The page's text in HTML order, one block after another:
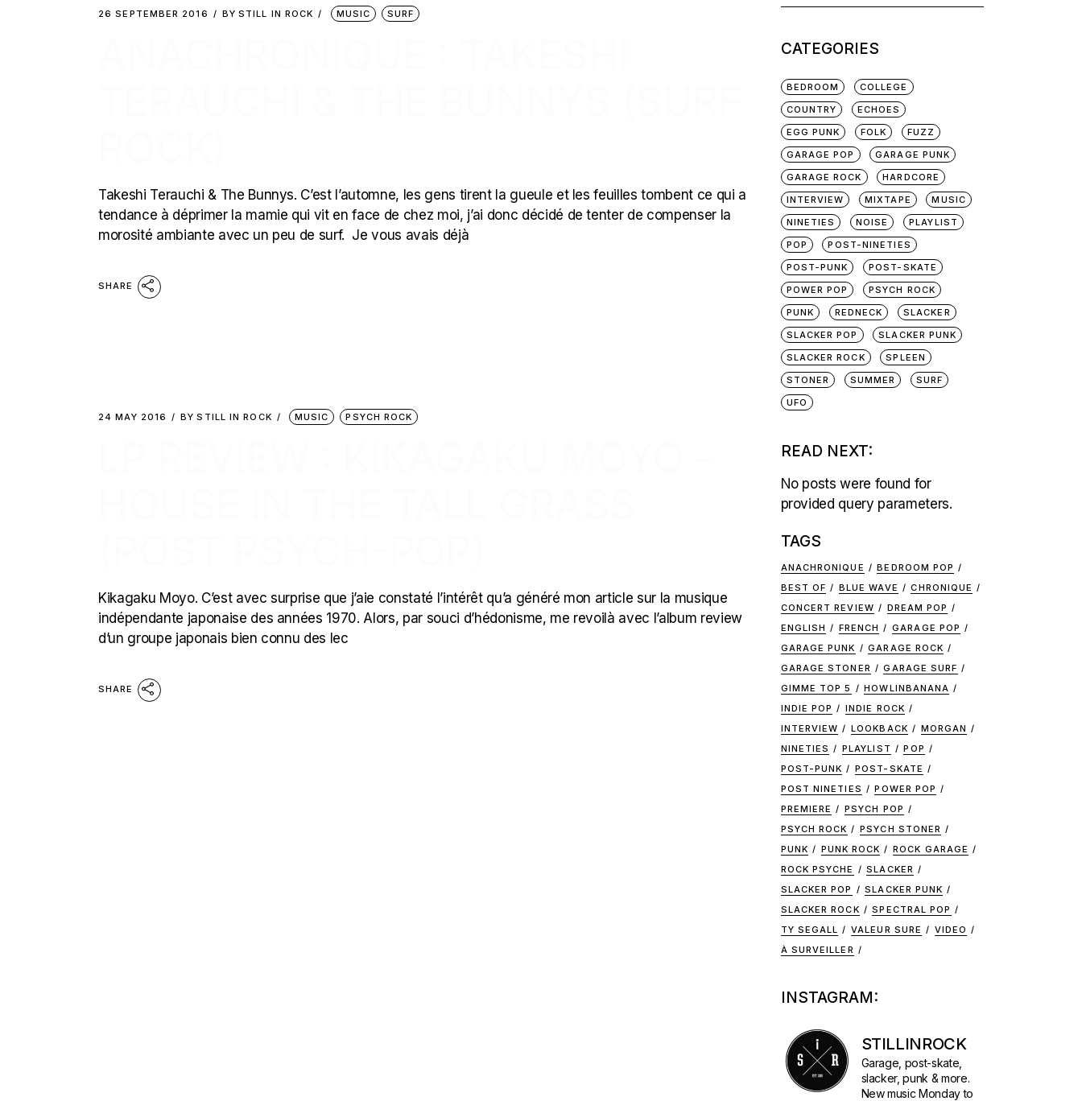
26 SEPTEMBER 2016 BY STILL IN ROCK MUSIC SURF
Takeshi Terauchi & The Bunnys. C’est l’automne, les gens tirent la gueule et les feuilles tombent ce qui a
tendance à déprimer la mamie qui vit en face de chez moi, j’ai donc décidé de tenter de compenser la
morosité ambiante avec un peu de surf. Je vous avais déjà
SHARE
24 MAY 2016 BY STILL IN ROCK MUSIC PSYCH ROCK
Kikagaku Moyo. C’est avec surprise que j’aie constaté l’intérêt qu’a généré mon article sur la musique
indépendante japonaise des années 1970. Alors, par souci d’hédonisme, me revoilà avec l’album review
d’un groupe japonais bien connu des lec
SHARE
CATEGORIES
BEDROOM
COLLEGE
COUNTRY
ECHOES
EGG PUNK
FOLK
FUZZ
GARAGE POP
GARAGE PUNK
GARAGE ROCK
HARDCORE
INTERVIEW
MIXTAPE
MUSIC
NINETIES
NOISE
PLAYLIST
POP
POST-NINETIES
POST-PUNK
POST-SKATE
POWER POP
PSYCH ROCK
PUNK
REDNECK
SLACKER
SLACKER POP
SLACKER PUNK
SLACKER ROCK
SPLEEN
STONER
SUMMER
SURF
UFO
READ NEXT:
No posts were found for
provided query parameters.
TAGS
ANACHRONIQUE
BEDROOM POP
BEST OF
BLUE WAVE
CHRONIQUE
CONCERT REVIEW
DREAM POP
ENGLISH
FRENCH
GARAGE POP
GARAGE PUNK
GARAGE ROCK
GARAGE STONER
GARAGE SURF
GIMME TOP 5
HOWLINBANANA
INDIE POP
INDIE ROCK
INTERVIEW
LOOKBACK
MORGAN
NINETIES
PLAYLIST
POP
POST-PUNK
POST-SKATE
POST NINETIES
POWER POP
PREMIERE
PSYCH POP
PSYCH ROCK
PSYCH STONER
PUNK
PUNK ROCK
ROCK GARAGE
ROCK PSYCHE
SLACKER
SLACKER POP
SLACKER PUNK
SLACKER ROCK
SPECTRAL POP
TY SEGALL
VALEUR SURE
VIDEO
À SURVEILLER
INSTAGRAM:
STILLINROCK
Garage, post-skate,
slacker, punk & more.
New music Monday to